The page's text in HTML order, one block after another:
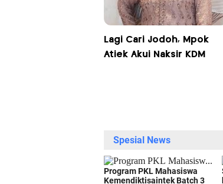
Lagi Cari Jodoh, Mpok
Atiek Akui Naksir KDM